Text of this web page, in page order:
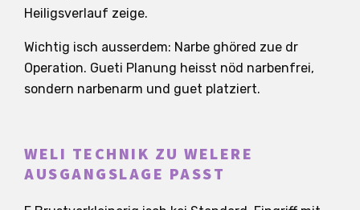
Heiligsverlauf zeige.
Wichtig isch ausserdem: Narbe ghöred zue dr
Operation. Gueti Planung heisst nöd narbenfrei,
sondern narbenarm und guet platziert.
WELI TECHNIK ZU WELERE
AUSGANGSLAGE PASST